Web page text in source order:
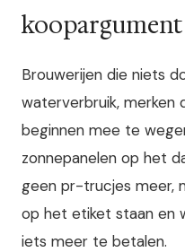
koopargument
Brouwerijen die niets
waterverbruik, merken
beginnen mee te
zonnepanelen op het
geen pr-trucjes meer,
op het etiket staan en
iets meer te betalen.